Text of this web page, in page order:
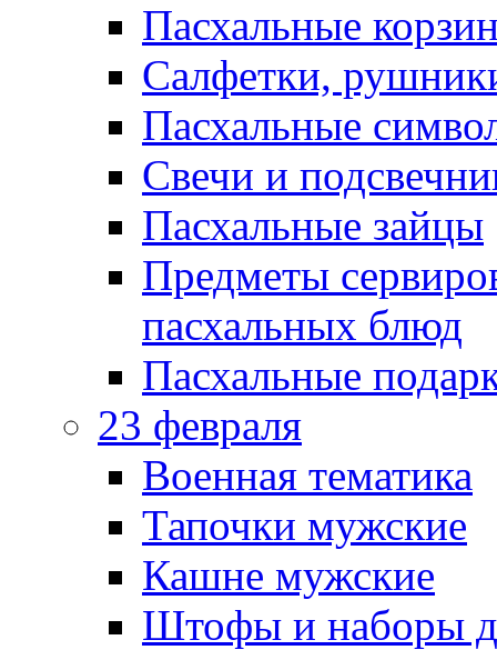
Пасхальные
Салфетки,
Пасхальные
Свечи и
Пасхальные зайцы
Предметы
пасхальных блюд
Пасхальные
23 февраля
Военная тематика
Тапочки мужские
Кашне мужские
Штофы и наборы